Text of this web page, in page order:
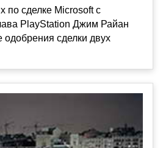
по сделке Microsoft с
PlayStation Джим Райан
одобрения сделки двух